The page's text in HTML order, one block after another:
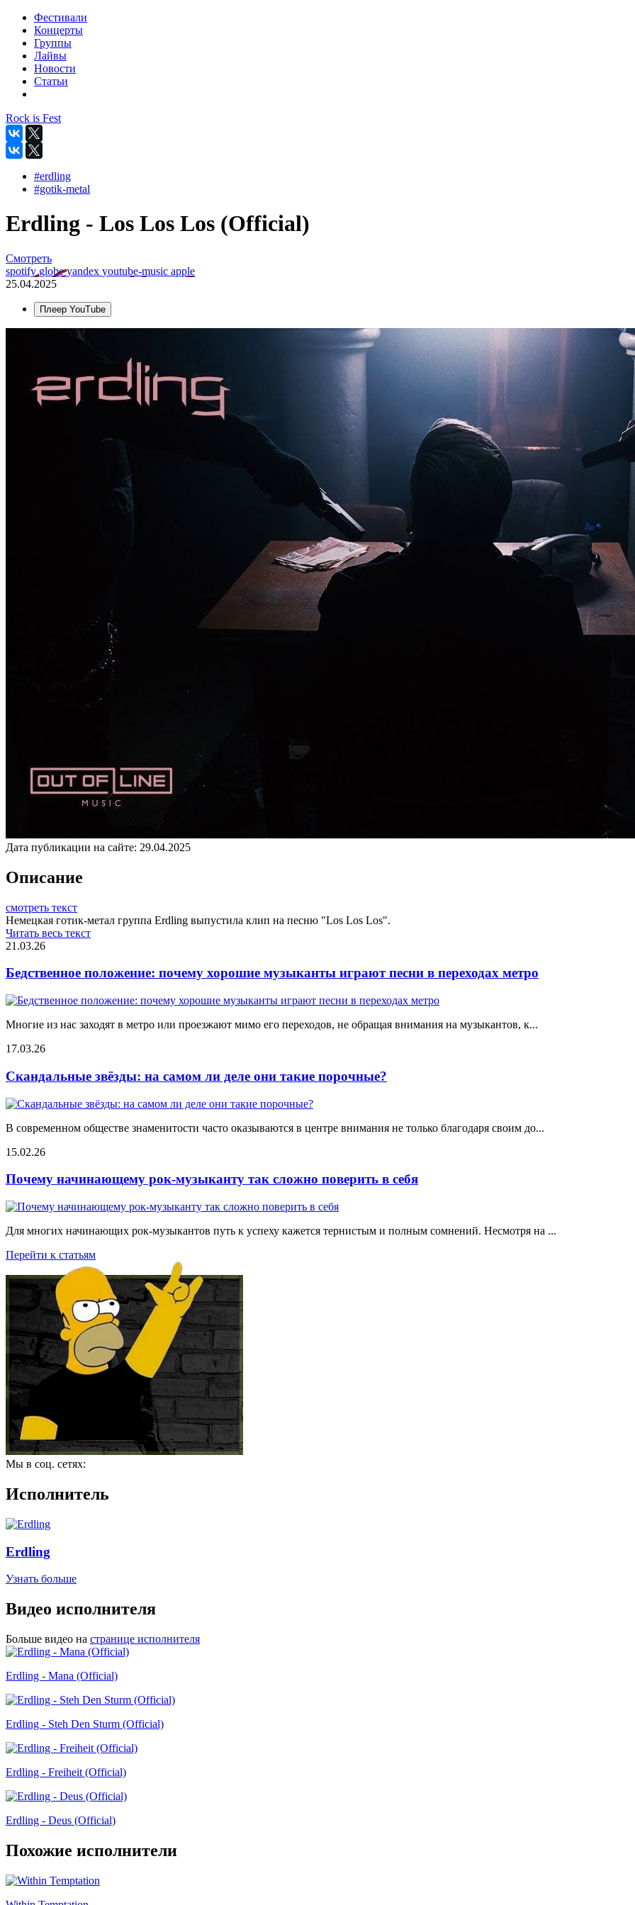
Фестивали
Концерты
Группы
Лайвы
Новости
Статьи
Rock is Fest
#erdling
#gotik-metal
Erdling - Los Los Los (Official)
Смотреть
spotifyglobeyandex youtube-music apple
25.04.2025
Плеер YouTube
Дата публикации на сайте: 29.04.2025
Описание
смотреть текст
Немецкая готик-метал группа Erdling выпустила клип на песню "Los Los Los".
Читать весь текст
21.03.26
Бедственное положение: почему хорошие музыканты играют песни в переходах метро
Многие из нас заходят в метро или проезжают мимо его переходов, не обращая внимания на музыкантов, к...
17.03.26
Скандальные звёзды: на самом ли деле они такие порочные?
В современном обществе знаменитости часто оказываются в центре внимания не только благодаря своим до...
15.02.26
Почему начинающему рок-музыканту так сложно поверить в себя
Для многих начинающих рок-музыкантов путь к успеху кажется тернистым и полным сомнений. Несмотря на ...
Перейти к статьям
Мы в соц. сетях:
Исполнитель
Erdling
Узнать больше
Видео исполнителя
Больше видео на странице исполнителя
Erdling - Mana (Official)
Erdling - Steh Den Sturm (Official)
Erdling - Freiheit (Official)
Erdling - Deus (Official)
Похожие исполнители